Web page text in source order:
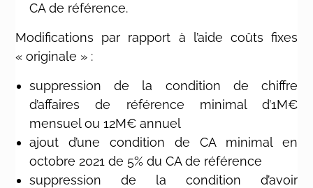
CA de référence.
Modifications par rapport à l’aide coûts fixes
« originale » :
suppression de la condition de chiffre
d’affaires de référence minimal d’1M€
mensuel ou 12M€ annuel
ajout d’une condition de CA minimal en
octobre 2021 de 5% du CA de référence
suppression de la condition d’avoir